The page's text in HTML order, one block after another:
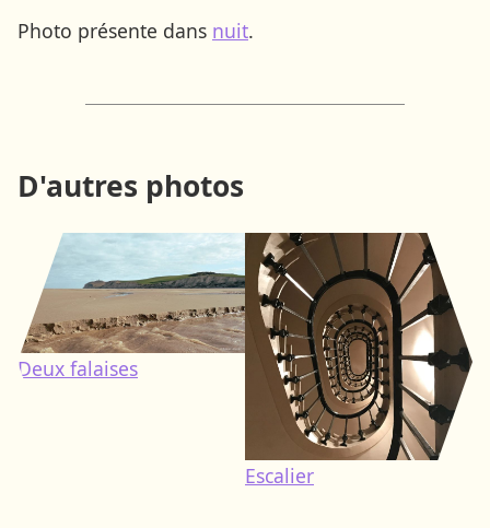
Photo présente dans nuit.
D'autres photos
Deux falaises
Escalier